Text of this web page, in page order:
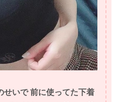
せいで 前に使ってた下着